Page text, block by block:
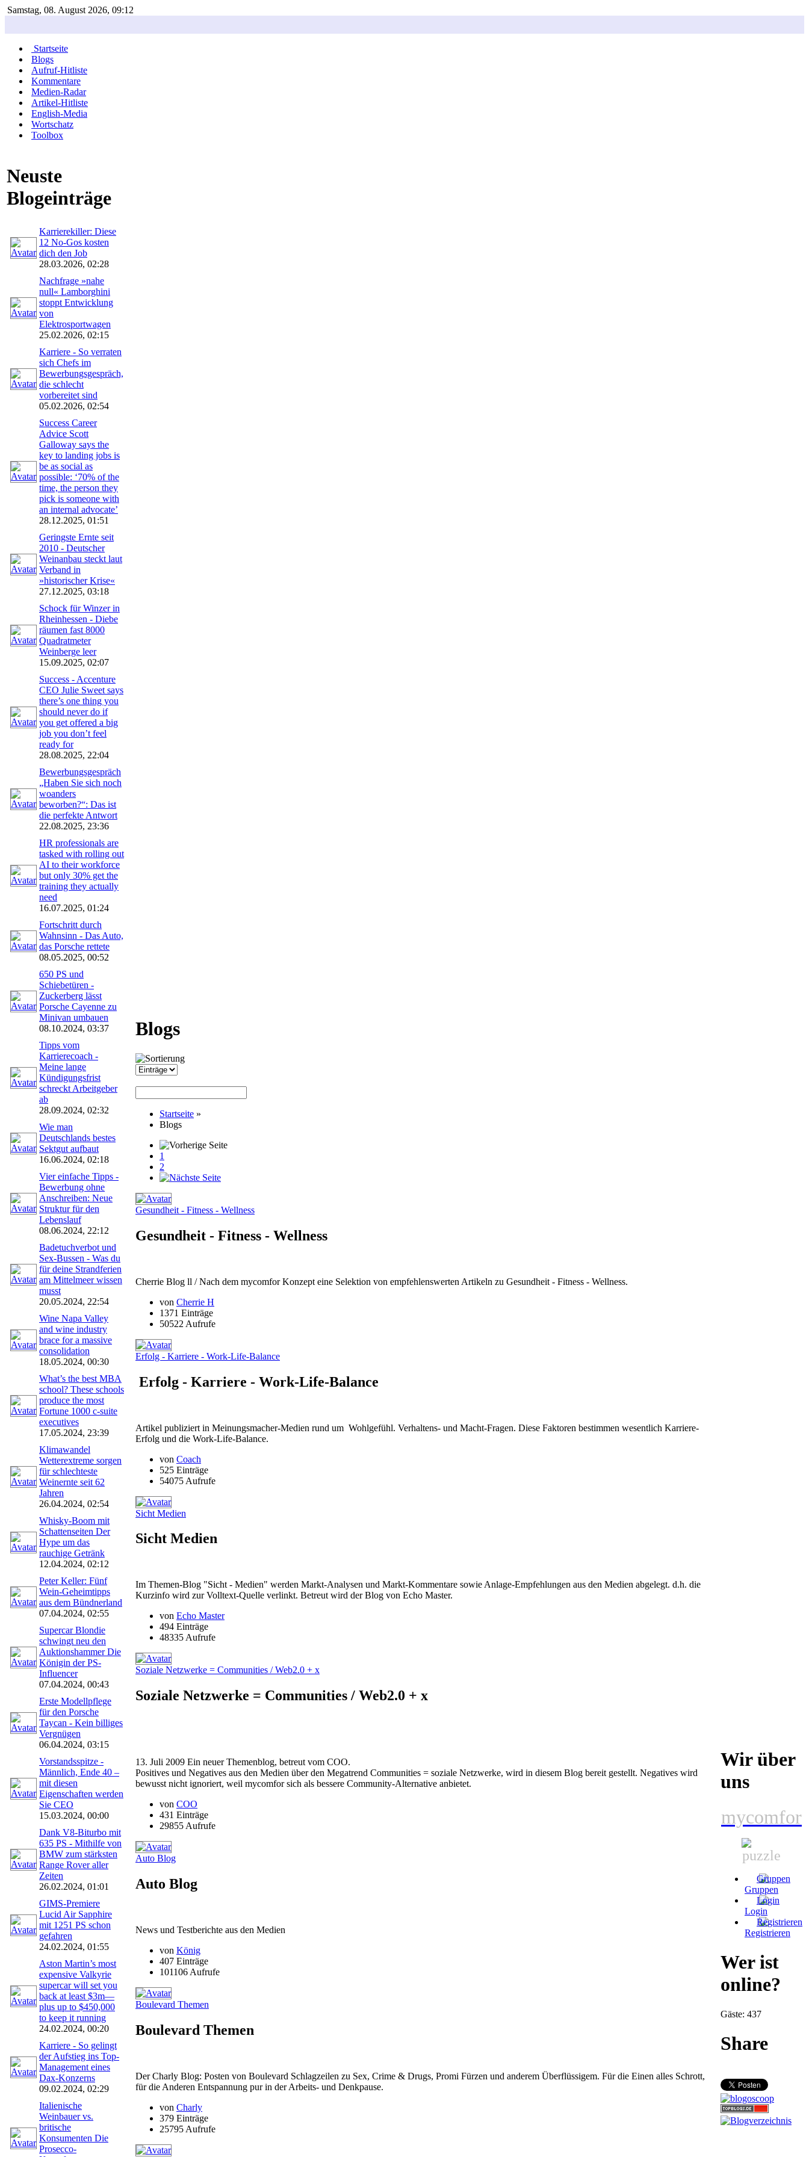
Samstag, 08. August 2026, 09:12
Startseite
Blogs
Aufruf-Hitliste
Kommentare
Medien-Radar
Artikel-Hitliste
English-Media
Wortschatz
Toolbox
Neuste
Blogeinträge
Karrierekiller: Diese
12 No-Gos kosten
dich den Job
28.03.2026, 02:28
Nachfrage »nahe
null« Lamborghini
stoppt Entwicklung
von
Elektrosportwagen
25.02.2026, 02:15
Karriere - So verraten
sich Chefs im
Bewerbungsgespräch,
die schlecht
vorbereitet sind
05.02.2026, 02:54
Success Career
Advice Scott
Galloway says the
key to landing jobs is
be as social as
possible: ‘70% of the
time, the person they
pick is someone with
an internal advocate’
28.12.2025, 01:51
Geringste Ernte seit
2010 - Deutscher
Weinanbau steckt laut
Verband in
»historischer Krise«
27.12.2025, 03:18
Schock für Winzer in
Rheinhessen - Diebe
räumen fast 8000
Quadratmeter
Weinberge leer
15.09.2025, 02:07
Success - Accenture
CEO Julie Sweet says
there’s one thing you
should never do if
you get offered a big
job you don’t feel
ready for
28.08.2025, 22:04
Bewerbungsgespräch
„Haben Sie sich noch
woanders
beworben?“: Das ist
die perfekte Antwort
22.08.2025, 23:36
HR professionals are
tasked with rolling out
AI to their workforce
but only 30% get the
training they actually
need
16.07.2025, 01:24
Fortschritt durch
Wahnsinn - Das Auto,
das Porsche rettete
08.05.2025, 00:52
650 PS und
Schiebetüren -
Zuckerberg lässt
Porsche Cayenne zu
Minivan umbauen
08.10.2024, 03:37
Tipps vom
Karrierecoach -
Meine lange
Kündigungsfrist
schreckt Arbeitgeber
ab
28.09.2024, 02:32
Wie man
Deutschlands bestes
Sektgut aufbaut
16.06.2024, 02:18
Vier einfache Tipps -
Bewerbung ohne
Anschreiben: Neue
Struktur für den
Lebenslauf
08.06.2024, 22:12
Badetuchverbot und
Sex-Bussen - Was du
für deine Strandferien
am Mittelmeer wissen
musst
20.05.2024, 22:54
Wine Napa Valley
and wine industry
brace for a massive
consolidation
18.05.2024, 00:30
What’s the best MBA
school? These schools
produce the most
Fortune 1000 c-suite
executives
17.05.2024, 23:39
Klimawandel
Wetterextreme sorgen
für schlechteste
Weinernte seit 62
Jahren
26.04.2024, 02:54
Whisky-Boom mit
Schattenseiten Der
Hype um das
rauchige Getränk
12.04.2024, 02:12
Peter Keller: Fünf
Wein-Geheimtipps
aus dem Bündnerland
07.04.2024, 02:55
Supercar Blondie
schwingt neu den
Auktionshammer Die
Königin der PS-
Influencer
07.04.2024, 00:43
Erste Modellpflege
für den Porsche
Taycan - Kein billiges
Vergnügen
06.04.2024, 03:15
Vorstandsspitze -
Männlich, Ende 40 –
mit diesen
Eigenschaften werden
Sie CEO
15.03.2024, 00:00
Dank V8-Biturbo mit
635 PS - Mithilfe von
BMW zum stärksten
Range Rover aller
Zeiten
26.02.2024, 01:01
GIMS-Premiere
Lucid Air Sapphire
mit 1251 PS schon
gefahren
24.02.2024, 01:55
Aston Martin’s most
expensive Valkyrie
supercar will set you
back at least $3m—
plus up to $450,000
to keep it running
24.02.2024, 00:20
Karriere - So gelingt
der Aufstieg ins Top-
Management eines
Dax-Konzerns
09.02.2024, 02:29
Italienische
Weinbauer vs.
britische
Konsumenten Die
Prosecco-
Blogs
Startseite »
Blogs
1
2
Gesundheit - Fitness - Wellness
Gesundheit - Fitness - Wellness
Cherrie Blog ll / Nach dem mycomfor Konzept eine Selektion von empfehlenswerten Artikeln zu Gesundheit - Fitness - Wellness.
von Cherrie H
1371 Einträge
50522 Aufrufe
Erfolg - Karriere - Work-Life-Balance
Erfolg - Karriere - Work-Life-Balance
Artikel publiziert in Meinungsmacher-Medien rund um Wohlgefühl. Verhaltens- und Macht-Fragen. Diese Faktoren bestimmen wesentlich Karriere-
Erfolg und die Work-Life-Balance.
von Coach
525 Einträge
54075 Aufrufe
Sicht Medien
Sicht Medien
Im Themen-Blog "Sicht - Medien" werden Markt-Analysen und Markt-Kommentare sowie Anlage-Empfehlungen aus den Medien abgelegt. d.h. die
Kurzinfo wird zur Volltext-Quelle verlinkt. Betreut wird der Blog von Echo Master.
von Echo Master
494 Einträge
48335 Aufrufe
Soziale Netzwerke = Communities / Web2.0 + x
Soziale Netzwerke = Communities / Web2.0 + x
13. Juli 2009 Ein neuer Themenblog, betreut vom COO.
Positives und Negatives aus den Medien über den Megatrend Communities = soziale Netzwerke, wird in diesem Blog bereit gestellt. Negatives wird
bewusst nicht ignoriert, weil mycomfor sich als bessere Community-Alternative anbietet.
von COO
431 Einträge
29855 Aufrufe
Auto Blog
Auto Blog
News und Testberichte aus den Medien
von König
407 Einträge
101106 Aufrufe
Boulevard Themen
Boulevard Themen
Der Charly Blog: Posten von Boulevard Schlagzeilen zu Sex, Crime & Drugs, Promi Fürzen und anderem Überflüssigem. Für die Einen alles Schrott,
für die Anderen Entspannung pur in der Arbeits- und Denkpause.
von Charly
379 Einträge
25795 Aufrufe
Wir über
uns
mycomfor
Gruppen
Login
Registrieren
Wer ist
online?
Gäste: 437
Share